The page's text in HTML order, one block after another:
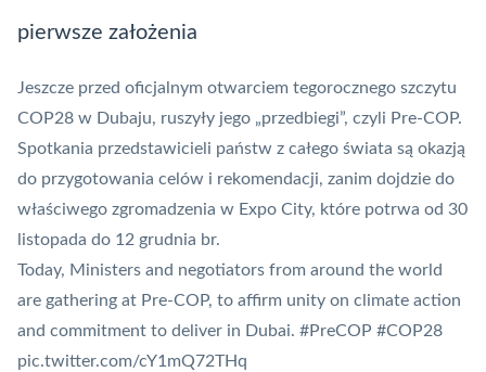
pierwsze założenia
Jeszcze przed oficjalnym otwarciem tegorocznego szczytu
COP28 w Dubaju, ruszyły jego „przedbiegi”, czyli Pre-COP.
Spotkania przedstawicieli państw z całego świata są okazją
do przygotowania celów i rekomendacji, zanim dojdzie do
właściwego zgromadzenia w Expo City, które potrwa od 30
listopada do 12 grudnia br.
Today, Ministers and negotiators from around the world
are gathering at Pre-COP, to affirm unity on climate action
and commitment to deliver in Dubai. #PreCOP #COP28
pic.twitter.com/cY1mQ72THq